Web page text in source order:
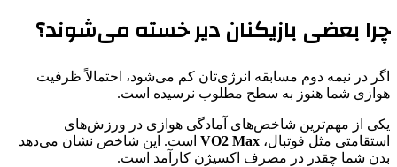
چرا بعضی بازیکنان دیر خسته می‌شوند؟
اگر در نیمه دوم مسابقه انرژی‌تان کم می‌شود، احتمالاً ظرفیت
هوازی شما هنوز به سطح مطلوب نرسیده است.
یکی از مهم‌ترین شاخص‌های آمادگی هوازی در ورزش‌های
استقامتی مثل فوتبال، VO2 Max است. این شاخص نشان می‌دهد
بدن شما چقدر در مصرف اکسیژن کارآمد است.